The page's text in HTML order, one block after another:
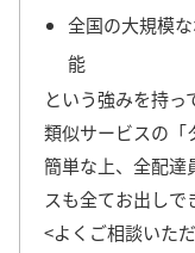
全国の大規模
能
という強みを持っ
類似サービスの「
簡単な上、全配達
スも全てお出しで
<よくご相談いた